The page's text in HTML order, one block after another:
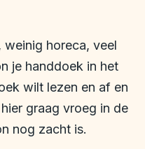
weinig horeca, veel
je handdoek in het
wilt lezen en af en
graag vroeg in de
nog zacht is.